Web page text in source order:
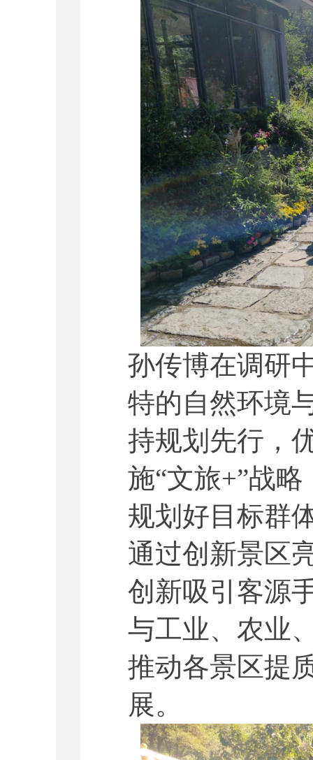
孙传博在调研
特的自然环境
持规划先行，
施“文旅+”战
规划好目标群
通过创新景区
创新吸引客源
与工业、农业
推动各景区提
展。